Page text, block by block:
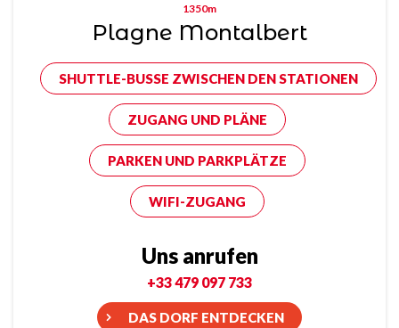
1350m
Plagne Montalbert
SHUTTLE-BUSSE ZWISCHEN DEN STATIONEN
ZUGANG UND PLÄNE
PARKEN UND PARKPLÄTZE
WIFI-ZUGANG
Uns anrufen
+33 479 097 733
DAS DORF ENTDECKEN